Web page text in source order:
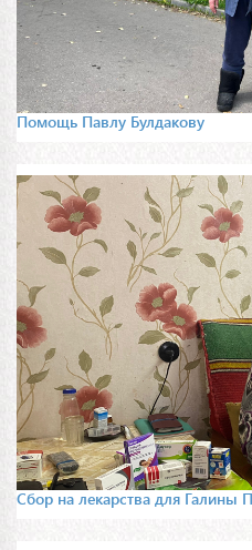
Помощь Павлу Булдакову
Сбор на лекарства для Галины